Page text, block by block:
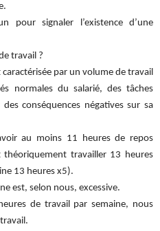
pour signaler l’existence d’une
travail ?
par un volume de travail
normales du salarié, des tâches
conséquences négatives sur sa
au moins 11 heures de repos
théoriquement travailler 13 heures
13 heures x5).
est, selon nous, excessive.
de travail par semaine, nous